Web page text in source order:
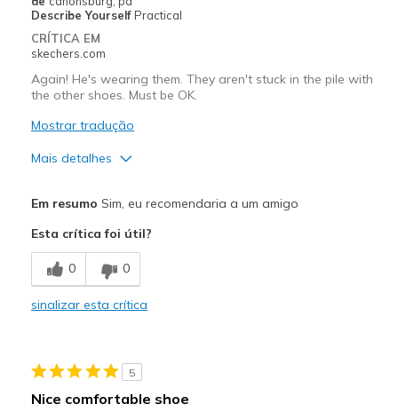
Describe Yourself Practical
CRÍTICA EM
skechers.com
Again! He's wearing them. They aren't stuck in the pile with
the other shoes. Must be OK.
Mostrar tradução
Mais detalhes
Breathe Well
Comfortable
Casual Wear
Em resumo Sim, eu recomendaria a um amigo
Esta crítica foi útil?
0 0
sinalizar esta crítica
5
Nice comfortable shoe